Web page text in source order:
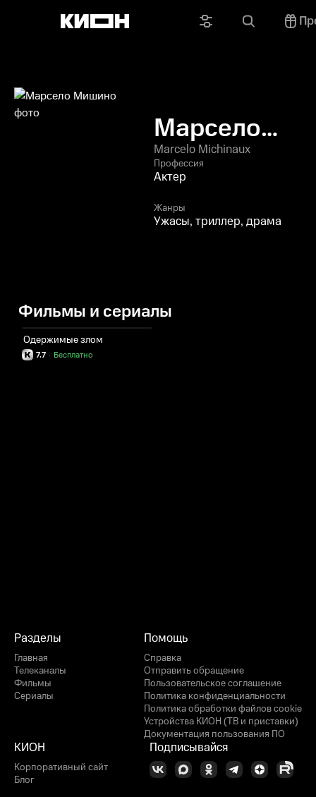
Марсело
Мишино
Marcelo Michinaux
Профессия
Актер
Жанры
Ужасы, триллер, драма
Фильмы и сериалы
Одержимые злом
7.7 Бесплатно
·
Разделы
Главная
Телеканалы
Фильмы
Сериалы
Помощь
Справка
Отправить обращение
Пользовательское соглашение
Политика конфиденциальности
Политика обработки файлов cookie
Устройства КИОН (ТВ и приставки)
Документация пользования ПО
КИОН
Корпоративный сайт
Блог
Подписывайся